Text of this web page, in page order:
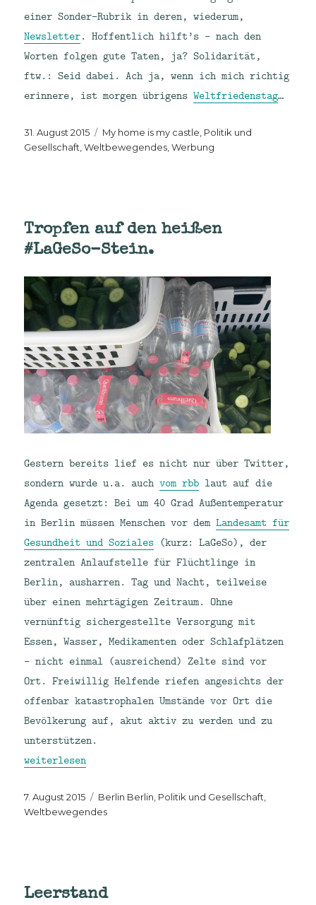
einer Sonder-Rubrik in deren, wiederum,
Newsletter. Hoffentlich hilft’s – nach den
Worten folgen gute Taten, ja? Solidarität,
ftw.: Seid dabei. Ach ja, wenn ich mich richtig
erinnere, ist morgen übrigensWeltfriedenstag…
Veröffentlicht
am
31. August 2015 Kategorien
My home is my castle Politik und
Gesellschaft ,Weltbewegendes ,Werbung
Tropfen auf den heißen
#LaGeSo-Stein.
Gestern bereits lief es nicht nur über Twitter,
sondern wurde u.a. auchvom rbb laut auf die
Agenda gesetzt: Bei um 40 Grad Außentemperatur
in Berlin müssen Menschen vor demLandesamt für
Gesundheit und Soziales (kurz: LaGeSo), der
zentralen Anlaufstelle für Flüchtlinge in
Berlin, ausharren. Tag und Nacht, teilweise
über einen mehrtägigen Zeitraum. Ohne
vernünftig sichergestellte Versorgung mit
Essen, Wasser, Medikamenten oder Schlafplätzen
– nicht einmal (ausreichend) Zelte sind vor
Ort. Freiwillig Helfende riefen angesichts der
offenbar katastrophalen Umstände vor Ort die
Bevölkerung auf, akut aktiv zu werden und zu
unterstützen.
„Tropfen auf den heißen #LaGeSo-Stein.“
weiterlesen
Veröffentlicht
am
7. August 2015 Kategorien
Berlin Berlin Politik und Gesellschaft
Weltbewegendes
Leerstand